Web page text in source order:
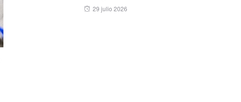
Posted
29 julio 2026